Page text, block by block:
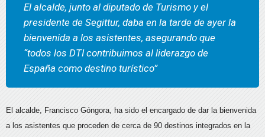
El alcalde, junto al diputado de Turismo y el
presidente de Segittur, daba en la tarde de ayer la
bienvenida a los asistentes, asegurando que
“todos los DTI contribuimos al liderazgo de
España como destino turístico”
El alcalde, Francisco Góngora, ha sido el encargado de dar la bienvenida
a los asistentes que proceden de cerca de 90 destinos integrados en la